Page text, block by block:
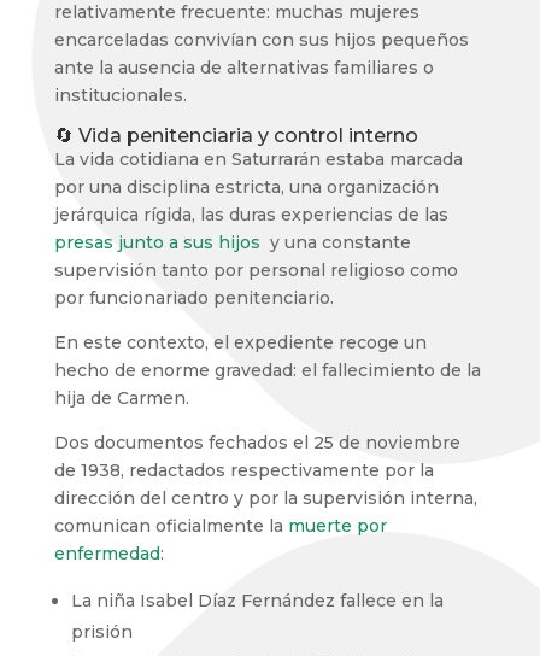
relativamente frecuente: muchas mujeres
encarceladas convivían con sus hijos pequeños
ante la ausencia de alternativas familiares o
institucionales.
🔄 Vida penitenciaria y control interno
La vida cotidiana en Saturrarán estaba marcada
por una disciplina estricta, una organización
jerárquica rígida, las duras experiencias de las
presas junto a sus hijos y una constante
supervisión tanto por personal religioso como
por funcionariado penitenciario.
En este contexto, el expediente recoge un
hecho de enorme gravedad: el fallecimiento de la
hija de Carmen.
Dos documentos fechados el 25 de noviembre
de 1938, redactados respectivamente por la
dirección del centro y por la supervisión interna,
comunican oficialmente la muerte por
enfermedad:
La niña Isabel Díaz Fernández fallece en la
prisión